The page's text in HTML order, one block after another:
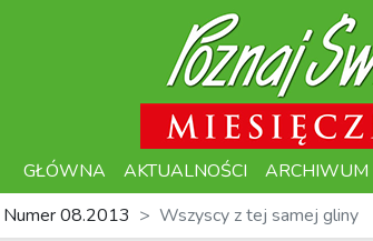
GŁÓWNA AKTUALNOŚCI ARCHIWUM
Numer 08.2013 Wszyscy z tej samej gliny